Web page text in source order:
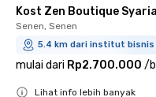
Kost Zen Boutique
Senen, Senen
5.4 km dari institut
mulai dari Rp2.700.000 /
Lihat info lebih banyak